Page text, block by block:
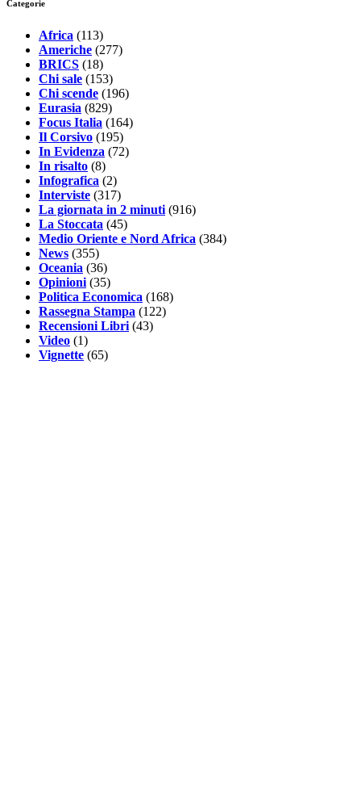
Categorie
Africa (113)
Americhe (277)
BRICS (18)
Chi sale (153)
Chi scende (196)
Eurasia (829)
Focus Italia (164)
Il Corsivo (195)
In Evidenza (72)
In risalto (8)
Infografica (2)
Interviste (317)
La giornata in 2 minuti (916)
La Stoccata (45)
Medio Oriente e Nord Africa (384)
News (355)
Oceania (36)
Opinioni (35)
Politica Economica (168)
Rassegna Stampa (122)
Recensioni Libri (43)
Video (1)
Vignette (65)